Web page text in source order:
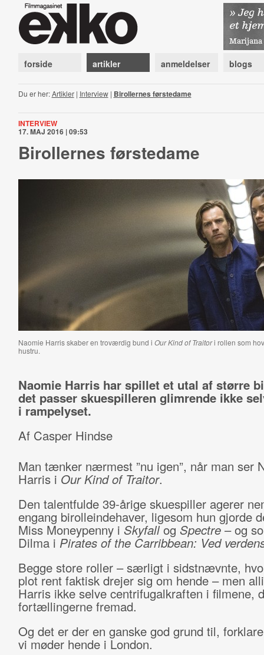
forside artikler anmeldelser blogs
Du er her:Artikler| Interview| Birollernes førstedame
INTERVIEW
17. MAJ 2016 | 09:53
Birollernes førstedame
Naomie Harris skaber en troværdig bund i Our Kind of Traitori rollen som
hustru.
Naomie Harris har spillet et utal af større
det passer skuespilleren glimrende ikke
i rampelyset.
Af Casper Hindse
Man tænker nærmest ”nu igen”, når man ser
Harris i Our Kind of Traitor.
Den talentfulde 39-årige skuespiller agerer
engang birolleindehaver, ligesom hun gjorde
Miss Moneypenny i Skyfallog Spectre– og
Dilma i Pirates of the Carribbean: Ved
Begge store roller – særligt i sidstnævnte,
plot rent faktisk drejer sig om hende – men
Harris ikke selve centrifugalkraften i filmene,
fortællingerne fremad.
Og det er der en ganske god grund til,
vi møder hende i London.